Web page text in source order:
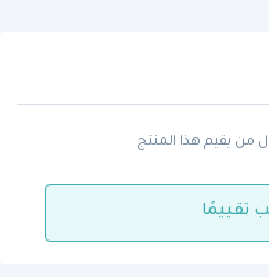
من يقيم هذا المنتج
تقييمًا